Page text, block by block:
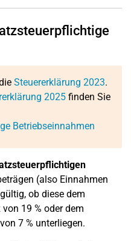
Steuererklärung 2023.
2025 finden Sie
Betriebseinnahmen
(also Einnahmen
ob diese dem
19 % oder dem
7 % unterliegen.